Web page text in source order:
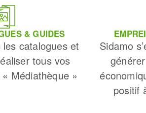
& GUIDES
catalogues et
tous vos
Médiathèque »
Sidamo
positif